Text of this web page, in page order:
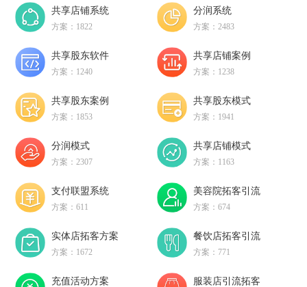
共享店铺系统
方案：1822
分润系统
方案：2483
共享股东软件
方案：1240
共享店铺案例
方案：1238
共享股东案例
方案：1853
共享股东模式
方案：1941
分润模式
方案：2307
共享店铺模式
方案：1163
支付联盟系统
方案：611
美容院拓客引流
方案：674
实体店拓客方案
方案：1672
餐饮店拓客引流
方案：771
充值活动方案 服装店引流拓客